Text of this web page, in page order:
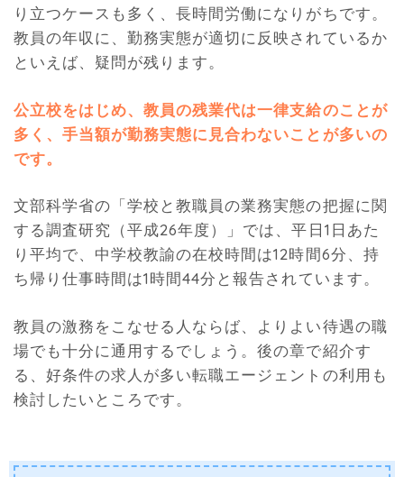
り立つケースも多く、長時間労働になりがちです。
教員の年収に、勤務実態が適切に反映されているか
といえば、疑問が残ります。
公立校をはじめ、教員の残業代は一律支給のことが
多く、手当額が勤務実態に見合わないことが多いの
です。
文部科学省の「学校と教職員の業務実態の把握に関
する調査研究（平成26年度）」では、平日1日あた
り平均で、中学校教諭の在校時間は12時間6分、持
ち帰り仕事時間は1時間44分と報告されています。
教員の激務をこなせる人ならば、よりよい待遇の職
場でも十分に通用するでしょう。後の章で紹介す
る、好条件の求人が多い転職エージェントの利用も
検討したいところです。